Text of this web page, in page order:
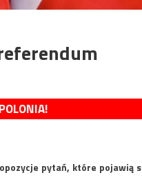
pytań, które pojawią